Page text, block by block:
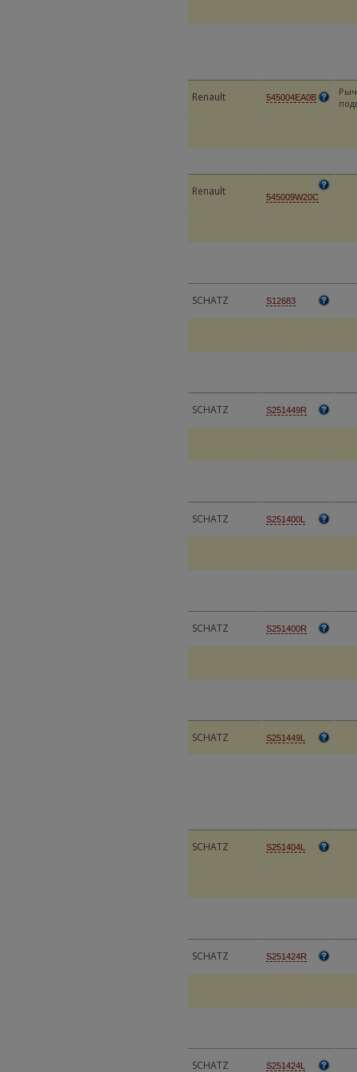
Renault 545004EA0B
Renault 545009W20C
SCHATZ S12683
SCHATZ S251449R
SCHATZ S251400L
SCHATZ S251400R
SCHATZ S251449L
SCHATZ S251404L
SCHATZ S251424R
SCHATZ S251424L